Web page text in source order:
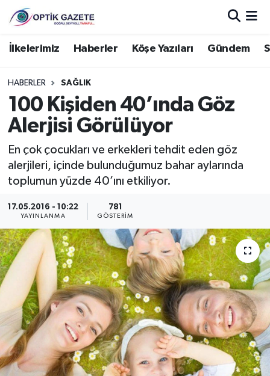
İlkelerimiz Haberler Köşe Yazıları Gündem
HABERLER SAĞLIK
100 Kişiden 40’ında Göz
Alerjisi Görülüyor
En çok çocukları ve erkekleri tehdit eden göz
alerjileri, içinde bulunduğumuz bahar aylarında
toplumun yüzde 40’ını etkiliyor.
17.05.2016 - 10:22
YAYINLANMA
781
GÖSTERIM
Nöbetçi Eczaneler
Hava Durumu
İstanbul Namaz Vakitleri
Trafik Durumu
Süper Lig Puan Durumu ve Fikstür
Son Dakika Haberleri
Haber Arşivi